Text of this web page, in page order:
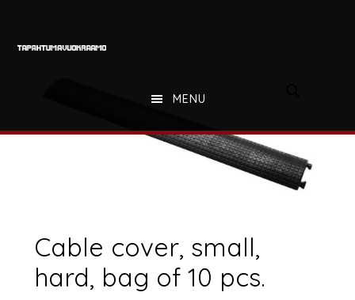
sivupalkkiin
MENU
Cable cover, small,
hard, bag of 10 pcs.